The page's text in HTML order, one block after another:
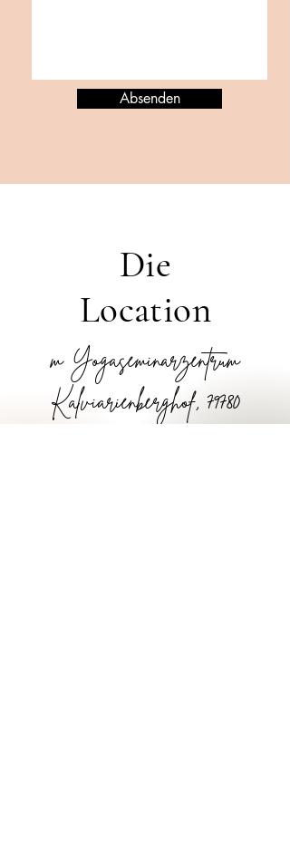
Absenden
Die
Location
m Yogaseminarzentrum
Kalviarienberghof, 79780